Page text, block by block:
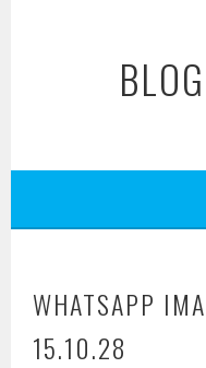
WHATSAPP
15.10.28